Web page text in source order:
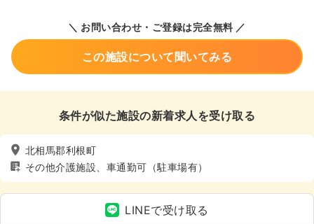
＼ お問い合わせ・ご登録は完全無料 ／
この施設について聞いてみる
条件が似た施設の新着求人を受け取る
北相馬郡利根町
その他介護施設、車通勤可（駐車場有）
LINEで受け取る